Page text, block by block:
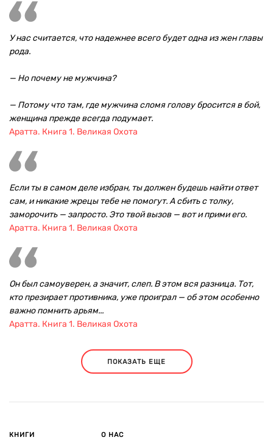
У нас считается, что надежнее всего будет одна из жен главы
рода.
— Но почему не мужчина?
— Потому что там, где мужчина сломя голову бросится в бой,
женщина прежде всегда подумает.
Аратта. Книга 1. Великая Охота
Если ты в самом деле избран, ты должен будешь найти ответ
сам, и никакие жрецы тебе не помогут. А сбить с толку,
заморочить — запросто. Это твой вызов — вот и прими его.
Аратта. Книга 1. Великая Охота
Он был самоуверен, а значит, слеп. В этом вся разница. Тот,
кто презирает противника, уже проиграл — об этом особенно
важно помнить арьям...
Аратта. Книга 1. Великая Охота
ПОКАЗАТЬ ЕЩЕ
КНИГИ О НАС